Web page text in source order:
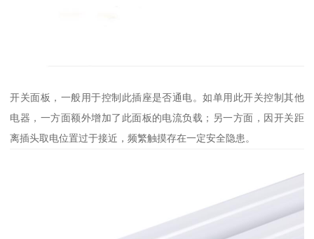
开关面板，一般用于控制此插座是否通电。如单用此开关控制其他
电器，一方面额外增加了此面板的电流负载；另一方面，因开关距
离插头取电位置过于接近，频繁触摸存在一定安全隐患。